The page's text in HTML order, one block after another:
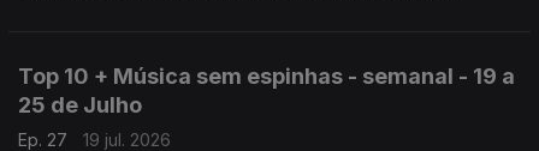
Top 10 + Música sem espinhas - semanal - 19 a
25 de Julho
Ep. 27
19 jul. 2026